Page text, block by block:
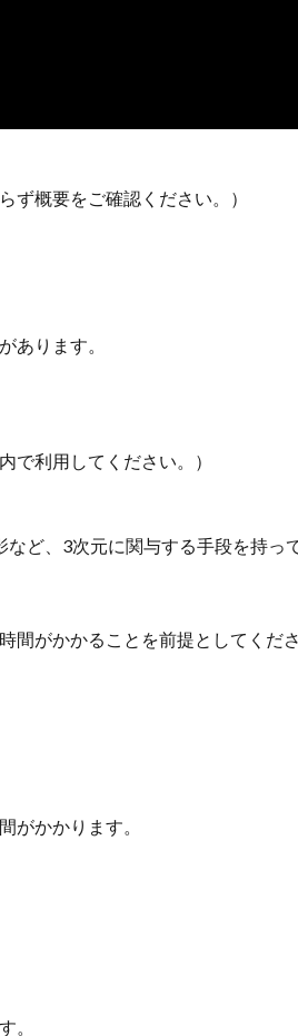
ず概要をご確認ください。）
あります。
で利用してください。）
ど、3次元に関与する手段を持っ
間がかかることを前提としてくださ
がかかります。
。